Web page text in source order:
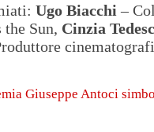
Ugo Biacchi –
the Sun, Cinzia
Giuseppe Antoci